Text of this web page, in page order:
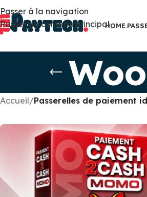
Passer à la navigation
Passer au contenu principalHOME.
Accueil/Passerelles de paiement